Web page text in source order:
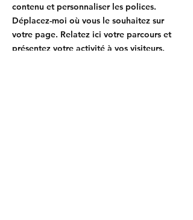
contenu et personnaliser les polices.
Déplacez-moi où vous le souhaitez sur
votre page. Relatez ici votre parcours et
présentez votre activité à vos visiteurs.